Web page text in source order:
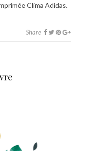
Clima Adidas.
Share